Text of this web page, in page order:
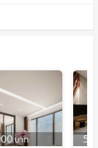
บาท